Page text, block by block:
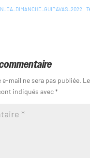
e-mail ne sera pas publiée.
indiqués avec*